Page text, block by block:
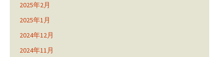
2025年2月
2025年1月
2024年12月
2024年11月